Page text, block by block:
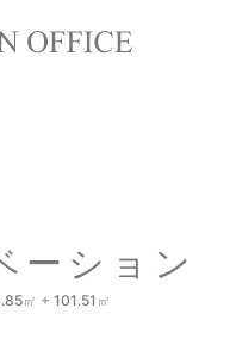
ーション
㎡ + 101.51 ㎡